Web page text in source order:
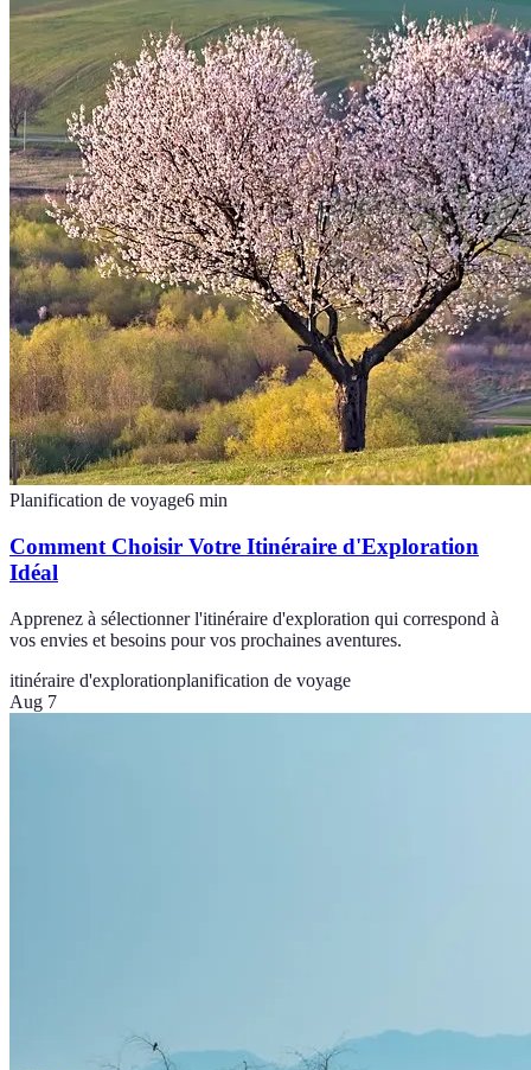
Planification de voyage6 min
Comment Choisir Votre Itinéraire d'Exploration
Idéal
Apprenez à sélectionner l'itinéraire d'exploration qui correspond à
vos envies et besoins pour vos prochaines aventures.
itinéraire d'explorationplanification de voyage
Aug 7